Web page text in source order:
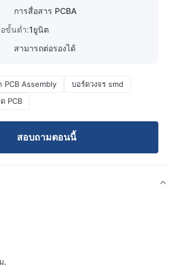
การสื่อสาร PCBA
ขั้นต่ำ:1ยูนิต
สามารถต่อรองได้
PCB Assembly
บอร์ดวงจร smd
PCB
สอบถามตอนนี้
.